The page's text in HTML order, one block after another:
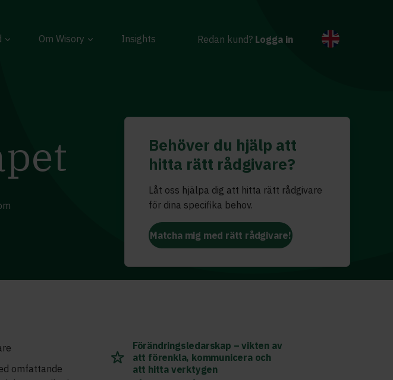
Om Wisory Insights Redan kund? Logga in
Behöver du hjälp att
hitta rätt rådgivare?
Låt oss hjälpa dig att hitta rätt rådgivare
för dina specifika behov.
Matcha mig med rätt rådgivare!
omfattande
Förändringsledarskap – vikten av
att förenkla, kommunicera och
att hitta verktygen